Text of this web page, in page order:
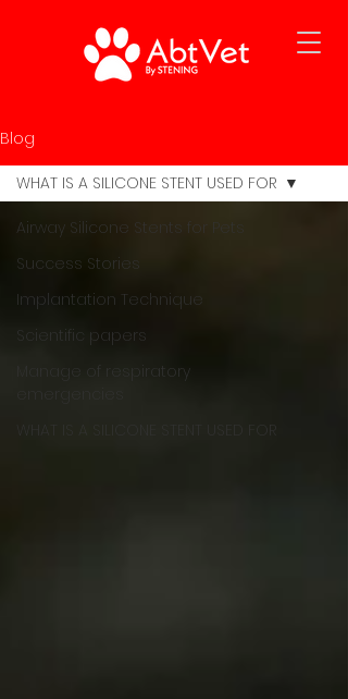
Blog
Airway Silicone Stents for Pets
Success Stories
Implantation Technique
Scientific papers
Manage of respiratory
WHAT IS A SILICONE STENT USED FOR
WHAT IS A SILICONE STENT USED FOR